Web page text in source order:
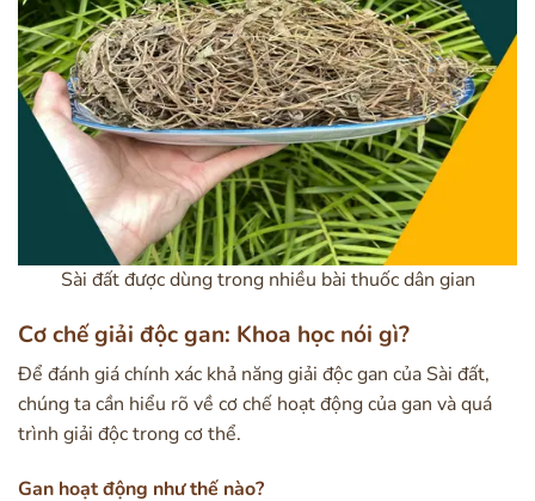
Sài đất được dùng trong nhiều bài thuốc dân gian
Cơ chế giải độc gan: Khoa học nói gì?
Để đánh giá chính xác khả năng giải độc gan của Sài đất,
chúng ta cần hiểu rõ về cơ chế hoạt động của gan và quá
trình giải độc trong cơ thể.
Gan hoạt động như thế nào?